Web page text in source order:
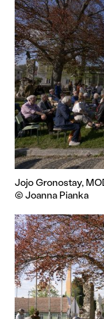
Jojo Gronostay,
© Joanna Pianka